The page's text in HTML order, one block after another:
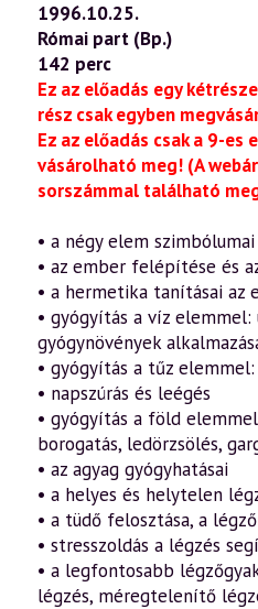
1996.10.25.
Római part (Bp.)
142 perc
Ez az előadás egy
rész csak egyben
Ez az előadás csak a 9-es
vásárolható meg! (A
sorszámmal található
• a négy elem szimbólumai
• az ember felépítése és
• a hermetika tanításai az
• gyógyítás a víz
gyógynövények
• gyógyítás a tűz
• napszúrás és leégés
• gyógyítás a föld
borogatás, ledörzsölés,
• az agyag gyógyhatásai
• a helyes és helytelen
• a tüdő felosztása, a
• stresszoldás a légzés
• a legfontosabb
légzés, méregtelenítő